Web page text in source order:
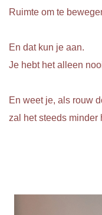
Ruimte om te
En dat kun je aan.
Je hebt het alleen
En weet je, als rouw
zal het steeds minder